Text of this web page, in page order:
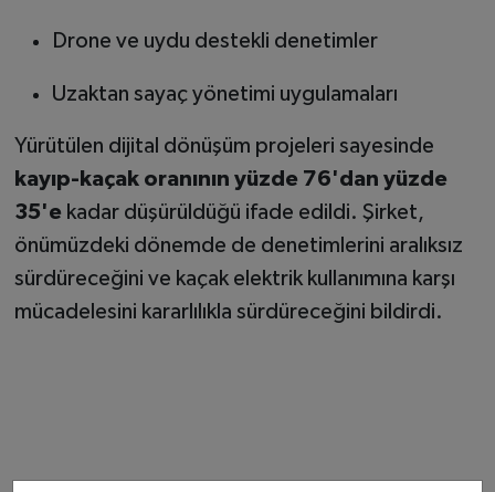
Drone ve uydu destekli denetimler
Uzaktan sayaç yönetimi uygulamaları
Yürütülen dijital dönüşüm projeleri sayesinde
kayıp-kaçak oranının yüzde 76'dan yüzde
35'e kadar düşürüldüğü ifade edildi. Şirket,
önümüzdeki dönemde de denetimlerini aralıksız
sürdüreceğini ve kaçak elektrik kullanımına karşı
mücadelesini kararlılıkla sürdüreceğini bildirdi.